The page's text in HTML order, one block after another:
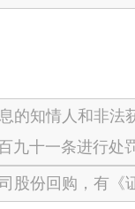
的知情人和非
九十一条进行处
股份回购，有《